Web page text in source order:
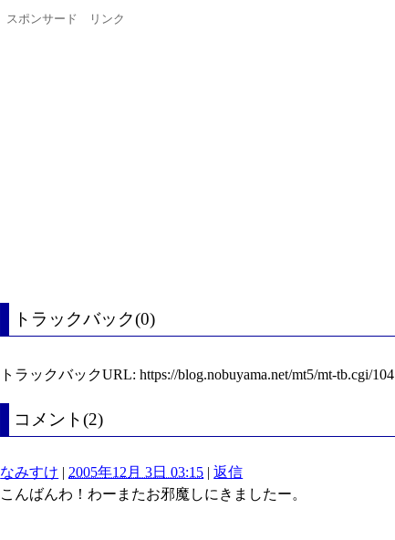
スポンサード リンク
トラックバック(0)
トラックバックURL: https://blog.nobuyama.net/mt5/mt-tb.cgi/104
コメント(2)
なみすけ | 2005年12月 3日 03:15 |返信
こんばんわ！わーまたお邪魔しにきましたー。